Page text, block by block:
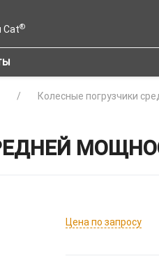
Cat®
Колесные погрузчики
Цена по запросу